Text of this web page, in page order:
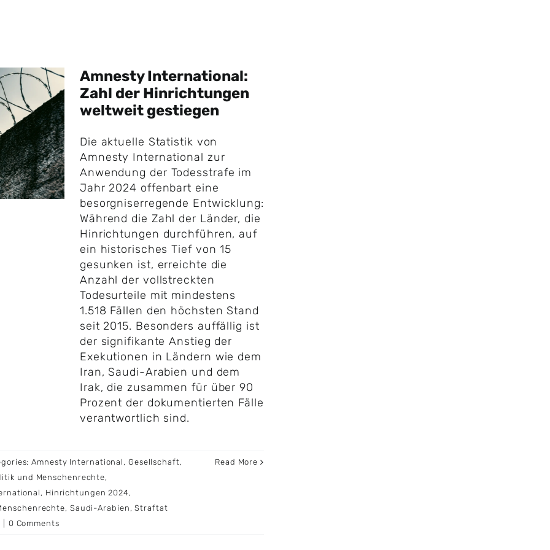
Amnesty International:
Zahl der Hinrichtungen
weltweit gestiegen
Die aktuelle Statistik von
Amnesty International zur
Anwendung der Todesstrafe im
Jahr 2024 offenbart eine
besorgniserregende Entwicklung:
Während die Zahl der Länder, die
Hinrichtungen durchführen, auf
ein historisches Tief von 15
gesunken ist, erreichte die
Anzahl der vollstreckten
Todesurteile mit mindestens
1.518 Fällen den höchsten Stand
seit 2015. Besonders auffällig ist
der signifikante Anstieg der
Exekutionen in Ländern wie dem
Iran, Saudi-Arabien und dem
Irak, die zusammen für über 90
Prozent der dokumentierten Fälle
verantwortlich sind.
Amnesty International , Gesellschaft,
und Menschenrechte,
, Hinrichtungen 2024,
, Saudi-Arabien ,Straftat
0 Comments
Read More